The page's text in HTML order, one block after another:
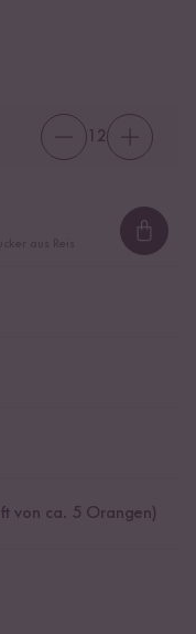
12
von ca. 5 Orangen)